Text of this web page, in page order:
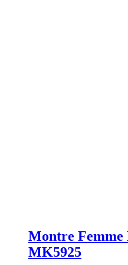
Montre
MK5925